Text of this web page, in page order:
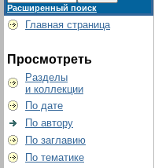
Расширенный поиск
Главная страница
Просмотреть
Разделы
и коллекции
По дате
По автору
По заглавию
По тематике